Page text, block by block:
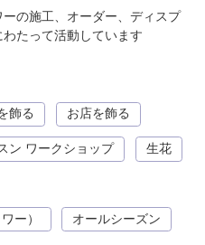
の施工、オーダー、ディスプ
たって活動しています
飾る お店を飾る
ン ワークショップ 生花
ー） オールシーズン